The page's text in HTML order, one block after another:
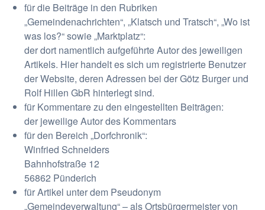
für die Beiträge in den Rubriken
„Gemeindenachrichten“, „Klatsch und Tratsch“, „Wo ist
was los?“ sowie „Marktplatz“:
der dort namentlich aufgeführte Autor des jeweiligen
Artikels. Hier handelt es sich um registrierte Benutzer
der Website, deren Adressen bei der Götz Burger und
Rolf Hillen GbR hinterlegt sind.
für Kommentare zu den eingestellten Beiträgen:
der jeweilige Autor des Kommentars
für den Bereich „Dorfchronik“:
Winfried Schneiders
Bahnhofstraße 12
56862 Pünderich
für Artikel unter dem Pseudonym
„Gemeindeverwaltung“ – als Ortsbürgermeister von